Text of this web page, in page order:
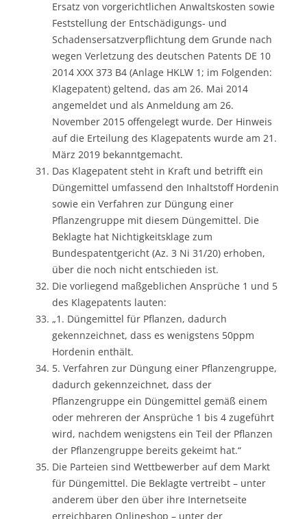
Ersatz von vorgerichtlichen Anwaltskosten sowie
Feststellung der Entschädigungs- und
Schadensersatzverpflichtung dem Grunde nach
wegen Verletzung des deutschen Patents DE 10
2014 XXX 373 B4 (Anlage HKLW 1; im Folgenden:
Klagepatent) geltend, das am 26. Mai 2014
angemeldet und als Anmeldung am 26.
November 2015 offengelegt wurde. Der Hinweis
auf die Erteilung des Klagepatents wurde am 21.
März 2019 bekanntgemacht.
Das Klagepatent steht in Kraft und betrifft ein
Düngemittel umfassend den Inhaltstoff Hordenin
sowie ein Verfahren zur Düngung einer
Pflanzengruppe mit diesem Düngemittel. Die
Beklagte hat Nichtigkeitsklage zum
Bundespatentgericht (Az. 3 Ni 31/20) erhoben,
über die noch nicht entschieden ist.
Die vorliegend maßgeblichen Ansprüche 1 und 5
des Klagepatents lauten:
„1. Düngemittel für Pflanzen, dadurch
gekennzeichnet, dass es wenigstens 50ppm
Hordenin enthält.
5. Verfahren zur Düngung einer Pflanzengruppe,
dadurch gekennzeichnet, dass der
Pflanzengruppe ein Düngemittel gemäß einem
oder mehreren der Ansprüche 1 bis 4 zugeführt
wird, nachdem wenigstens ein Teil der Pflanzen
der Pflanzengruppe bereits gekeimt hat.“
Die Parteien sind Wettbewerber auf dem Markt
für Düngemittel. Die Beklagte vertreibt – unter
anderem über den über ihre Internetseite
erreichbaren Onlineshop – unter der